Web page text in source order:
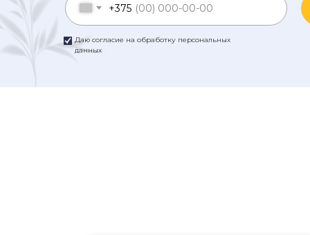
Даю согласие на обработку персональных
данных
+375